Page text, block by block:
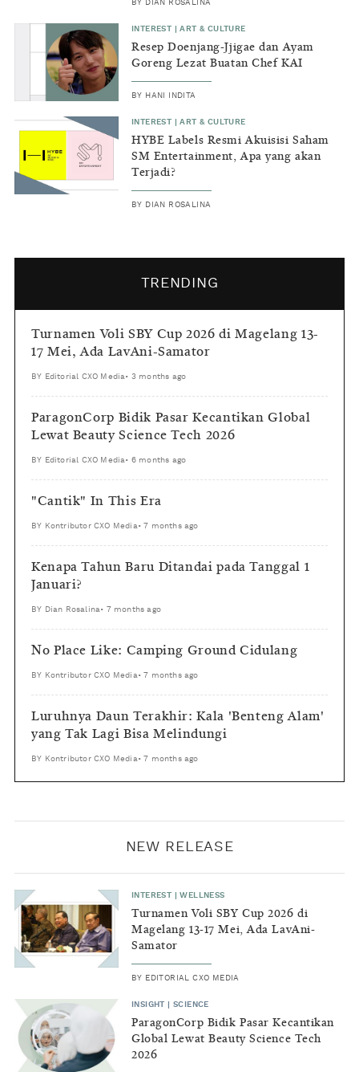
BY DIAN ROSALINA
INTEREST |ART & CULTURE
Resep Doenjang-Jjigae dan Ayam
Goreng Lezat Buatan Chef KAI
BY HANI INDITA
INTEREST |ART & CULTURE
HYBE Labels Resmi Akuisisi Saham
SM Entertainment, Apa yang akan
Terjadi?
BY DIAN ROSALINA
TRENDING
Turnamen Voli SBY Cup 2026 di Magelang 13-
17 Mei, Ada LavAni-Samator
BY Editorial CXO Media • 3 months ago
ParagonCorp Bidik Pasar Kecantikan Global
Lewat Beauty Science Tech 2026
BY Editorial CXO Media • 6 months ago
"Cantik" In This Era
BY Kontributor CXO Media •7 months ago
Kenapa Tahun Baru Ditandai pada Tanggal 1
Januari?
BY Dian Rosalina • 7 months ago
No Place Like: Camping Ground Cidulang
BY Kontributor CXO Media •7 months ago
Luruhnya Daun Terakhir: Kala 'Benteng Alam'
yang Tak Lagi Bisa Melindungi
BY Kontributor CXO Media •7 months ago
NEW RELEASE
INTEREST |WELLNESS
Turnamen Voli SBY Cup 2026 di
Magelang 13-17 Mei, Ada LavAni-
Samator
BY EDITORIAL CXO MEDIA
INSIGHT |SCIENCE
ParagonCorp Bidik Pasar Kecantikan
Global Lewat Beauty Science Tech
2026